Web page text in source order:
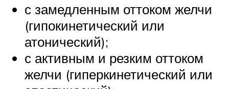
с замедленным оттоком желчи
(гипокинетический или
атонический);
с активным и резким оттоком
желчи (гиперкинетический или